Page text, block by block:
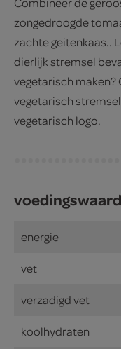
zongedroogde
zachte geitenkaas..
dierlijk stremsel
vegetarisch maken?
vegetarisch
vegetarisch logo.
energie
vet
verzadigd vet
koolhydraten